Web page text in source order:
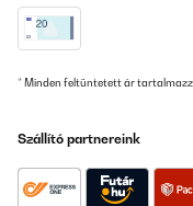
Überdachtung
genau dort knapp
hält selbst Regen
eine Schraube
* Minden feltüntetett ár
Szállító partnereink